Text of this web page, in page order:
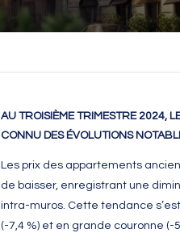
AU TROISIÈME TRIMESTRE 2024,
CONNU DES ÉVOLUTIONS
Les prix des appartements
de baisser, enregistrant une
intra-muros. Cette tendance
(-7,4 %) et en grande couronne (-